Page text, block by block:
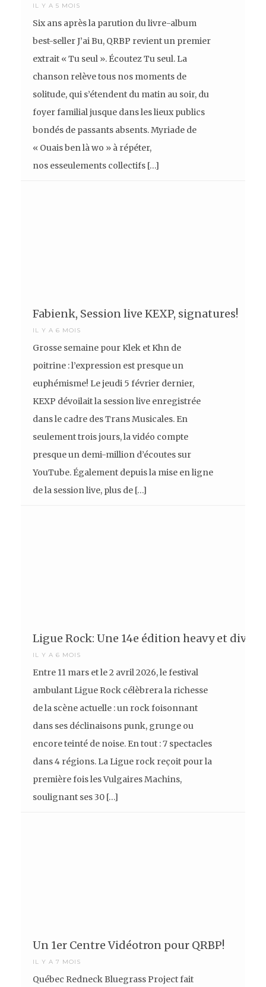
IL Y A 5 MOIS
Six ans après la parution du livre-album
best-seller J’ai Bu, QRBP revient un premier
extrait « Tu seul ». Écoutez Tu seul. La
chanson relève tous nos moments de
solitude, qui s’étendent du matin au soir, du
foyer familial jusque dans les lieux publics
bondés de passants absents. Myriade de
« Ouais ben là wo » à répéter,
nos esseulements collectifs […]
Fabienk, Session live KEXP, signatures!
IL Y A 6 MOIS
Grosse semaine pour Klek et Khn de
poitrine : l’expression est presque un
euphémisme! Le jeudi 5 février dernier,
KEXP dévoilait la session live enregistrée
dans le cadre des Trans Musicales. En
seulement trois jours, la vidéo compte
presque un demi-million d’écoutes sur
YouTube. Également depuis la mise en ligne
de la session live, plus de […]
Ligue Rock: Une 14e édition heavy et
IL Y A 6 MOIS
Entre 11 mars et le 2 avril 2026, le festival
ambulant Ligue Rock célèbrera la richesse
de la scène actuelle : un rock foisonnant
dans ses déclinaisons punk, grunge ou
encore teinté de noise. En tout : 7 spectacles
dans 4 régions. La Ligue rock reçoit pour la
première fois les Vulgaires Machins,
soulignant ses 30 […]
Un 1er Centre Vidéotron pour QRBP!
IL Y A 7 MOIS
Québec Redneck Bluegrass Project fait